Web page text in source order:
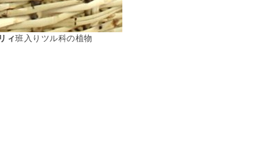
ィ班入りツル科の植物